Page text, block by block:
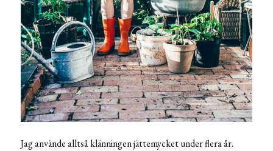
Jag använde alltså klänningen jättemycket under flera år.